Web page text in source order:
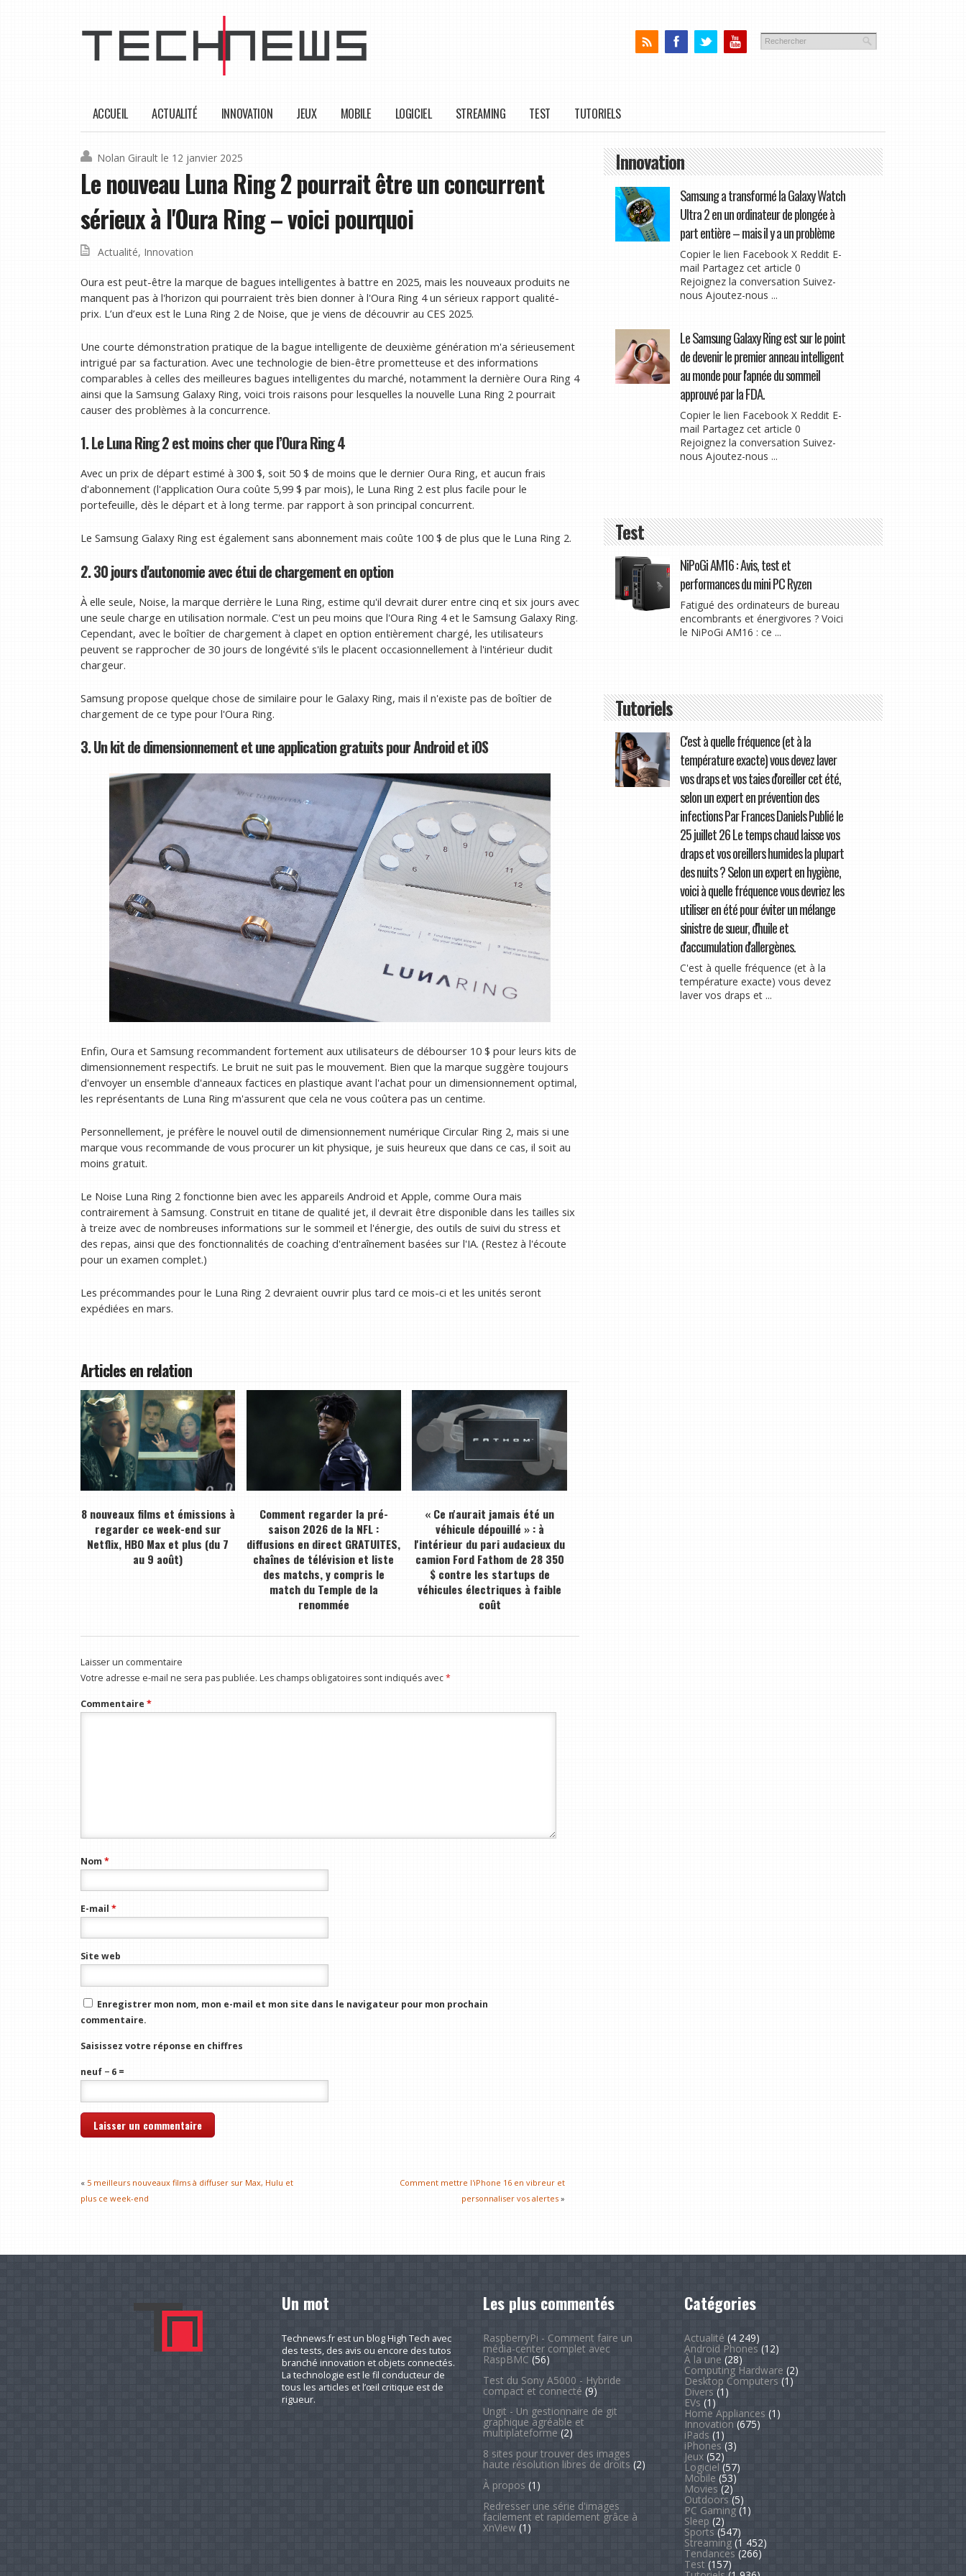
ACCUEIL ACTUALITÉ INNOVATION JEUX MOBILE LOGICIEL STREAMING TEST TUTORIELS
Nolan Girault le 12 janvier 2025
Le nouveau Luna Ring 2 pourrait être un concurrent
sérieux à l'Oura Ring – voici pourquoi
Actualité, Innovation
Oura est peut-être la marque de bagues intelligentes à battre en 2025, mais les nouveaux produits ne
manquent pas à l'horizon qui pourraient très bien donner à l'Oura Ring 4 un sérieux rapport qualité-
prix. L’un d’eux est le Luna Ring 2 de Noise, que je viens de découvrir au CES 2025.
Une courte démonstration pratique de la bague intelligente de deuxième génération m'a sérieusement
intrigué par sa facturation. Avec une technologie de bien-être prometteuse et des informations
comparables à celles des meilleures bagues intelligentes du marché, notamment la dernière Oura Ring 4
ainsi que la Samsung Galaxy Ring, voici trois raisons pour lesquelles la nouvelle Luna Ring 2 pourrait
causer des problèmes à la concurrence.
1. Le Luna Ring 2 est moins cher que l’Oura Ring 4
Avec un prix de départ estimé à 300 $, soit 50 $ de moins que le dernier Oura Ring, et aucun frais
d'abonnement (l'application Oura coûte 5,99 $ par mois), le Luna Ring 2 est plus facile pour le
portefeuille, dès le départ et à long terme. par rapport à son principal concurrent.
Le Samsung Galaxy Ring est également sans abonnement mais coûte 100 $ de plus que le Luna Ring 2.
2. 30 jours d'autonomie avec étui de chargement en option
À elle seule, Noise, la marque derrière le Luna Ring, estime qu'il devrait durer entre cinq et six jours avec
une seule charge en utilisation normale. C'est un peu moins que l'Oura Ring 4 et le Samsung Galaxy Ring.
Cependant, avec le boîtier de chargement à clapet en option entièrement chargé, les utilisateurs
peuvent se rapprocher de 30 jours de longévité s'ils le placent occasionnellement à l'intérieur dudit
chargeur.
Samsung propose quelque chose de similaire pour le Galaxy Ring, mais il n'existe pas de boîtier de
chargement de ce type pour l'Oura Ring.
3. Un kit de dimensionnement et une application gratuits pour Android et iOS
Enfin, Oura et Samsung recommandent fortement aux utilisateurs de débourser 10 $ pour leurs kits de
dimensionnement respectifs. Le bruit ne suit pas le mouvement. Bien que la marque suggère toujours
d'envoyer un ensemble d'anneaux factices en plastique avant l'achat pour un dimensionnement optimal,
les représentants de Luna Ring m'assurent que cela ne vous coûtera pas un centime.
Personnellement, je préfère le nouvel outil de dimensionnement numérique Circular Ring 2, mais si une
marque vous recommande de vous procurer un kit physique, je suis heureux que dans ce cas, il soit au
moins gratuit.
Le Noise Luna Ring 2 fonctionne bien avec les appareils Android et Apple, comme Oura mais
contrairement à Samsung. Construit en titane de qualité jet, il devrait être disponible dans les tailles six
à treize avec de nombreuses informations sur le sommeil et l'énergie, des outils de suivi du stress et
des repas, ainsi que des fonctionnalités de coaching d'entraînement basées sur l'IA. (Restez à l'écoute
pour un examen complet.)
Les précommandes pour le Luna Ring 2 devraient ouvrir plus tard ce mois-ci et les unités seront
expédiées en mars.
Articles en relation
8 nouveaux films et émissions à
regarder ce week-end sur
Netflix, HBO Max et plus (du 7
au 9 août)
Comment regarder la pré-
saison 2026 de la NFL :
diffusions en direct GRATUITES,
chaînes de télévision et liste
des matchs, y compris le
match du Temple de la
renommée
« Ce n'aurait jamais été un
véhicule dépouillé » : à
l'intérieur du pari audacieux du
camion Ford Fathom de 28 350
$ contre les startups de
véhicules électriques à faible
coût
Laisser un commentaire
Votre adresse e-mail ne sera pas publiée. Les champs obligatoires sont indiqués avec*
Commentaire *
Nom*
E-mail *
Site web
Enregistrer mon nom, mon e-mail et mon site dans le navigateur pour mon prochain
commentaire.
Saisissez votre réponse en chiffres
neuf − 6 =
« 5 meilleurs nouveaux films à diffuser sur Max, Hulu et
plus ce week-end
Comment mettre l'iPhone 16 en vibreur et
personnaliser vos alertes»
Innovation
Samsung a transformé la Galaxy Watch
Ultra 2 en un ordinateur de plongée à
part entière – mais il y a un problème
Copier le lien Facebook X Reddit E-
mail Partagez cet article 0
Rejoignez la conversation Suivez-
nous Ajoutez-nous ...
Le Samsung Galaxy Ring est sur le point
de devenir le premier anneau intelligent
au monde pour l'apnée du sommeil
approuvé par la FDA.
Copier le lien Facebook X Reddit E-
mail Partagez cet article 0
Rejoignez la conversation Suivez-
nous Ajoutez-nous ...
Test
NiPoGi AM16 : Avis, test et
performances du mini PC Ryzen
Fatigué des ordinateurs de bureau
encombrants et énergivores ? Voici
le NiPoGi AM16 : ce ...
Tutoriels
C'est à quelle fréquence (et à la
température exacte) vous devez laver
vos draps et vos taies d'oreiller cet été,
selon un expert en prévention des
infections Par Frances Daniels Publié le
25 juillet 26 Le temps chaud laisse vos
draps et vos oreillers humides la plupart
des nuits ? Selon un expert en hygiène,
voici à quelle fréquence vous devriez les
utiliser en été pour éviter un mélange
sinistre de sueur, d'huile et
d'accumulation d'allergènes.
C'est à quelle fréquence (et à la
température exacte) vous devez
laver vos draps et ...
Un mot
Technews.fr est un blog High Tech avec
des tests, des avis ou encore des tutos
branché innovation et objets connectés.
La technologie est le fil conducteur de
tous les articles et l’œil critique est de
rigueur.
Les plus commentés
RaspberryPi - Comment faire un
média-center complet avec
RaspBMC (56)
Test du Sony A5000 - Hybride
compact et connecté (9)
Ungit - Un gestionnaire de git
graphique agréable et
multiplateforme (2)
8 sites pour trouver des images
haute résolution libres de droits (2)
À propos (1)
Redresser une série d'images
facilement et rapidement grâce à
XnView(1)
Catégories
Actualité (4 249)
Android Phones(12)
À la une (28)
Computing Hardware (2)
Desktop Computers (1)
Divers (1)
EVs (1)
Home Appliances (1)
Innovation (675)
iPads (1)
iPhones(3)
Jeux(52)
Logiciel (57)
Mobile (53)
Movies (2)
Outdoors(5)
PC Gaming(1)
Sleep (2)
Sports(547)
Streaming(1 452)
Tendances(266)
Test (157)